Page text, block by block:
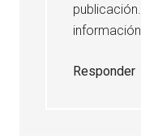
Responder